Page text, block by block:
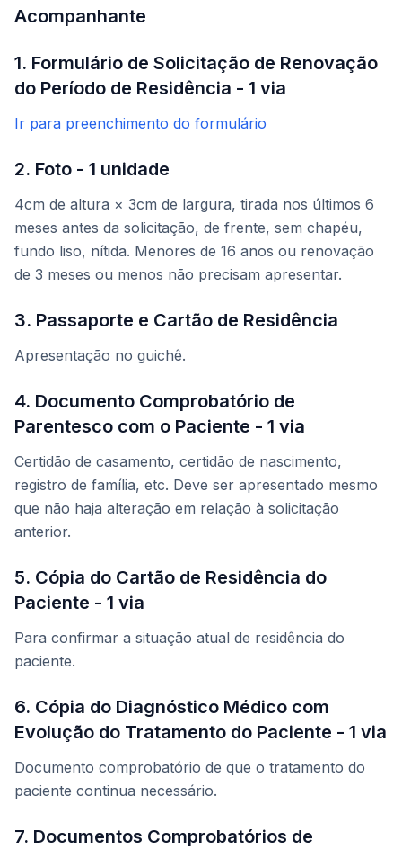
Acompanhante
1. Formulário de Solicitação de Renovação
do Período de Residência - 1 via
Ir para preenchimento do formulário
2. Foto - 1 unidade
4cm de altura × 3cm de largura, tirada nos últimos 6
meses antes da solicitação, de frente, sem chapéu,
fundo liso, nítida. Menores de 16 anos ou renovação
de 3 meses ou menos não precisam apresentar.
3. Passaporte e Cartão de Residência
Apresentação no guichê.
4. Documento Comprobatório de
Parentesco com o Paciente - 1 via
Certidão de casamento, certidão de nascimento,
registro de família, etc. Deve ser apresentado mesmo
que não haja alteração em relação à solicitação
anterior.
5. Cópia do Cartão de Residência do
Paciente - 1 via
Para confirmar a situação atual de residência do
paciente.
6. Cópia do Diagnóstico Médico com
Evolução do Tratamento do Paciente - 1 via
Documento comprobatório de que o tratamento do
paciente continua necessário.
7. Documentos Comprobatórios de